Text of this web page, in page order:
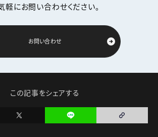
軽にお問い合わせください。
お問い合わせ
この記事をシェアする